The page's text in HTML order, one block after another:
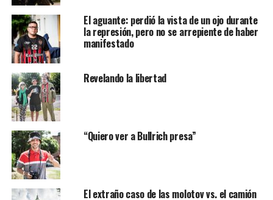
El aguante: perdió la vista de un ojo durante
la represión, pero no se arrepiente de haber
manifestado
Revelando la libertad
“Quiero ver a Bullrich presa”
El extraño caso de las molotov vs. el camión